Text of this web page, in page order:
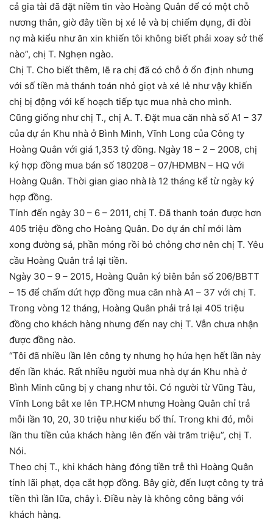
cả gia tài đã đặt niềm tin vào Hoàng Quân để có một chỗ
nương thân, giờ đây tiền bị xé lẻ và bị chiếm dụng, đi đòi
nợ mà kiểu như ăn xin khiến tôi không biết phải xoay sở thế
nào”, chị T. Nghẹn ngào.
Chị T. Cho biết thêm, lẽ ra chị đã có chỗ ở ổn định nhưng
với số tiền mà thánh toán nhỏ giọt và xé lẻ như vậy khiến
chị bị động với kế hoạch tiếp tục mua nhà cho mình.
Cũng giống như chị T., chị A. T. Đặt mua căn nhà số A1 – 37
của dự án Khu nhà ở Bình Minh, Vĩnh Long của Công ty
Hoàng Quân với giá 1,353 tỷ đồng. Ngày 18 – 2 – 2008, chị
ký hợp đồng mua bán số 180208 – 07/HĐMBN – HQ với
Hoàng Quân. Thời gian giao nhà là 12 tháng kể từ ngày ký
hợp đồng.
Tính đến ngày 30 – 6 – 2011, chị T. Đã thanh toán được hơn
405 triệu đồng cho Hoàng Quân. Do dự án chỉ mới làm
xong đường sá, phần móng rồi bỏ chỏng chơ nên chị T. Yêu
cầu Hoàng Quân trả lại tiền.
Ngày 30 – 9 – 2015, Hoàng Quân ký biên bản số 206/BBTT
– 15 để chấm dứt hợp đồng mua căn nhà A1 – 37 với chị T.
Trong vòng 12 tháng, Hoàng Quân phải trả lại 405 triệu
đồng cho khách hàng nhưng đến nay chị T. Vẫn chưa nhận
được đồng nào.
“Tôi đã nhiều lần lên công ty nhưng họ hứa hẹn hết lần này
đến lần khác. Rất nhiều người mua nhà dự án Khu nhà ở
Bình Minh cũng bị y chang như tôi. Có người từ Vũng Tàu,
Vĩnh Long bắt xe lên TP.HCM nhưng Hoàng Quân chỉ trả
mỗi lần 10, 20, 30 triệu như kiểu bố thí. Trong khi đó, mỗi
lần thu tiền của khách hàng lên đến vài trăm triệu”, chị T.
Nói.
Theo chị T., khi khách hàng đóng tiền trễ thì Hoàng Quân
tính lãi phạt, dọa cắt hợp đồng. Bây giờ, đến lượt công ty trả
tiền thì lần lữa, chây ì. Điều này là không công bằng với
khách hàng.